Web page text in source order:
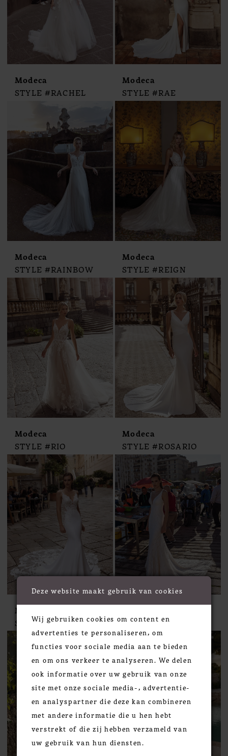
Modeca
STYLE #RACHEL
Modeca
STYLE #RAE
Modeca
STYLE #RAINBOW
Modeca
STYLE #REIGN
Modeca
STYLE #RIO
Modeca
STYLE #ROSARIO
Modeca
STYLE #SAPPHIRE
STYLE #SELINA
Deze website maakt gebruik van cookies
Wij gebruiken cookies om content en
advertenties te personaliseren, om
functies voor sociale media aan te bieden
en om ons verkeer te analyseren. We delen
ook informatie over uw gebruik van onze
site met onze sociale media-, advertentie-
en analyspartner die deze kan combineren
met andere informatie die u hen hebt
verstrekt of die zij hebben verzameld van
uw gebruik van hun diensten.